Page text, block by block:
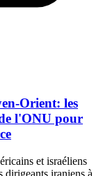
Orient: les
l'ONU pour
et israéliens
dirigeants iraniens à